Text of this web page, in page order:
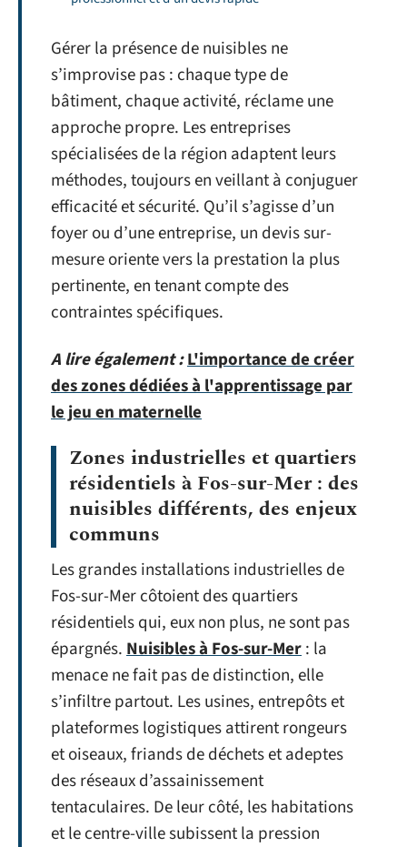
Gérer la présence de nuisibles ne
s’improvise pas : chaque type de
bâtiment, chaque activité, réclame une
approche propre. Les entreprises
spécialisées de la région adaptent leurs
méthodes, toujours en veillant à conjuguer
efficacité et sécurité. Qu’il s’agisse d’un
foyer ou d’une entreprise, un devis sur-
mesure oriente vers la prestation la plus
pertinente, en tenant compte des
contraintes spécifiques.
A lire également :L'importance de créer
des zones dédiées à l'apprentissage par
le jeu en maternelle
Zones industrielles et quartiers
résidentiels à Fos-sur-Mer : des
nuisibles différents, des enjeux
communs
Les grandes installations industrielles de
Fos-sur-Mer côtoient des quartiers
résidentiels qui, eux non plus, ne sont pas
épargnés.Nuisibles à Fos-sur-Mer: la
menace ne fait pas de distinction, elle
s’infiltre partout. Les usines, entrepôts et
plateformes logistiques attirent rongeurs
et oiseaux, friands de déchets et adeptes
des réseaux d’assainissement
tentaculaires. De leur côté, les habitations
et le centre-ville subissent la pression